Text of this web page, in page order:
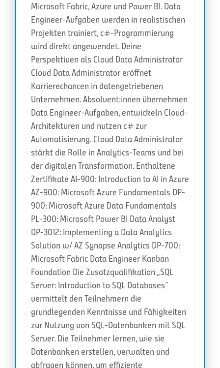
Microsoft Fabric, Azure und Power BI. Data
Engineer-Aufgaben werden in realistischen
Projekten trainiert, c#-Programmierung
wird direkt angewendet. Deine
Perspektiven als Cloud Data Administrator
Cloud Data Administrator eröffnet
Karrierechancen in datengetriebenen
Unternehmen. Absolvent:innen übernehmen
Data Engineer-Aufgaben, entwickeln Cloud-
Architekturen und nutzen c# zur
Automatisierung. Cloud Data Administrator
stärkt die Rolle in Analytics-Teams und bei
der digitalen Transformation. Enthaltene
Zertifikate AI-900: Introduction to AI in Azure
AZ-900: Microsoft Azure Fundamentals DP-
900: Microsoft Azure Data Fundamentals
PL-300: Microsoft Power BI Data Analyst
DP-3012: Implementing a Data Analytics
Solution w/ AZ Synapse Analytics DP-700:
Microsoft Fabric Data Engineer Kanban
Foundation Die Zusatzqualifikation „SQL
Server: Introduction to SQL Databases“
vermittelt den Teilnehmern die
grundlegenden Kenntnisse und Fähigkeiten
zur Nutzung von SQL-Datenbanken mit SQL
Server. Die Teilnehmer lernen, wie sie
Datenbanken erstellen, verwalten und
abfragen können, um effiziente